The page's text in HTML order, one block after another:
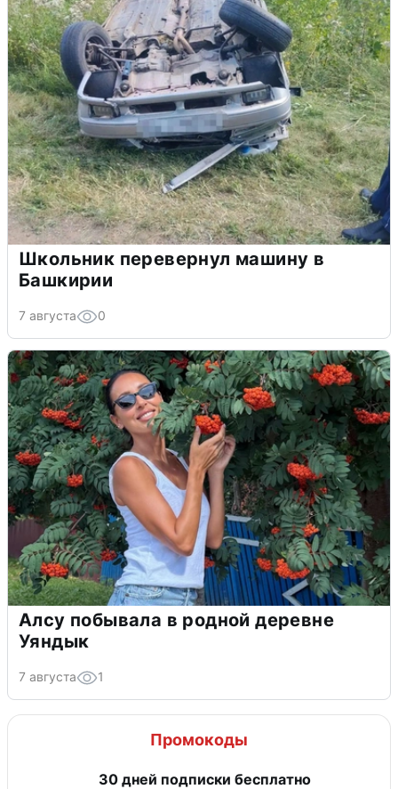
Школьник перевернул машину в
Башкирии
7 августа 0
Алсу побывала в родной деревне
Уяндык
7 августа 1
Промокоды
30 дней подписки бесплатно